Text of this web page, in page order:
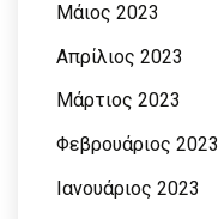
Μάιος 2023
Απρίλιος 2023
Μάρτιος 2023
Φεβρουάριος 2023
Ιανουάριος 2023